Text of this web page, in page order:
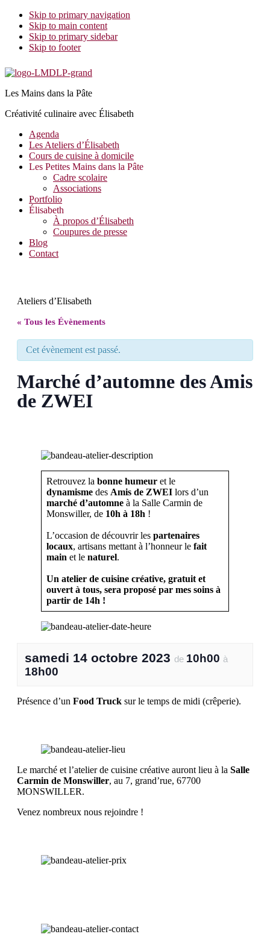
Skip to primary navigation
Skip to main content
Skip to primary sidebar
Skip to footer
Les Mains dans la Pâte
Créativité culinaire avec Élisabeth
Agenda
Les Ateliers d’Élisabeth
Cours de cuisine à domicile
Les Petites Mains dans la Pâte
Cadre scolaire
Associations
Portfolio
Élisabeth
À propos d’Élisabeth
Coupures de presse
Blog
Contact
Ateliers d’Elisabeth
« Tous les Évènements
Cet évènement est passé.
Marché d’automne des Amis
de ZWEI
Retrouvez la bonne humeur et le
dynamisme des Amis de ZWEI lors d’un
marché d’automne à la Salle Carmin de
Monswiller, de 10h à 18h !
L’occasion de découvrir les partenaires
locaux, artisans mettant à l’honneur le fait
main et le naturel.
Un atelier de cuisine créative, gratuit et
ouvert à tous, sera proposé par mes soins à
partir de 14h !
samedi 14 octobre 2023 de 10h00 à
18h00
Présence d’un Food Truck sur le temps de midi (crêperie).
Le marché et l’atelier de cuisine créative auront lieu à la Salle
Carmin de Monswiller, au 7, grand’rue, 67700
MONSWILLER.
Venez nombreux nous rejoindre !